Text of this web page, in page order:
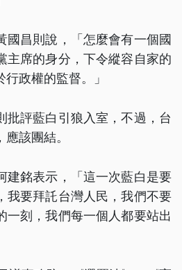
國昌則說，「怎麼會有一個國
主席的身分，下令縱容自家的
政權的監督。」
批評藍白引狼入室，不過，台
該團結。
建銘表示，「這一次藍白是要
我要拜託台灣人民，我們不要
一刻，我們每一個人都要站出